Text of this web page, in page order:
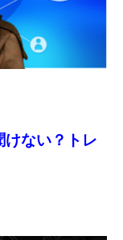
けない？トレ